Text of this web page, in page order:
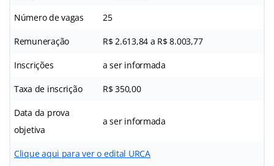
Número de vagas 25
Remuneração R$ 2.613,84 a R$ 8.003,77
Inscrições a ser informada
Taxa de inscrição R$ 350,00
Data da prova
objetiva
a ser informada
Clique aqui para ver o edital URCA